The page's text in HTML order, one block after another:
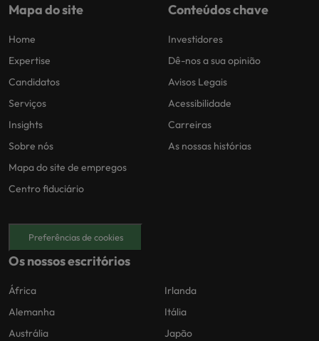
Mapa do site
Home
Expertise
Candidatos
Serviços
Insights
Sobre nós
Mapa do site de empregos
Centro fiduciário
Conteúdos chave
Investidores
Dê-nos a sua opinião
Avisos Legais
Acessibilidade
Carreiras
As nossas histórias
Preferências de cookies
Os nossos escritórios
África
Alemanha
Austrália
Irlanda
Itália
Japão